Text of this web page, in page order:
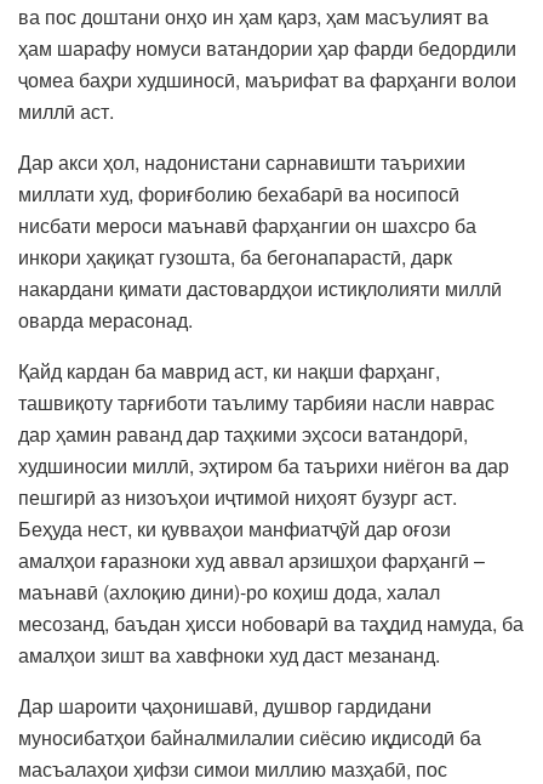
ва пос доштани онҳо ин ҳам қарз, ҳам масъулият ва
ҳам шарафу номуси ватандории ҳар фарди бедордили
ҷомеа баҳри худшиносӣ, маърифат ва фарҳанги волои
миллӣ аст.
Дар акси ҳол, надонистани сарнавишти таърихии
миллати худ, фориғболию бехабарӣ ва носипосӣ
нисбати мероси маънавӣ фарҳангии он шахсро ба
инкори ҳақиқат гузошта, ба бегонапарастӣ, дарк
накардани қимати дастовардҳои истиқлолияти миллӣ
оварда мерасонад.
Қайд кардан ба маврид аст, ки нақши фарҳанг,
ташвиқоту тарғиботи таълиму тарбияи насли наврас
дар ҳамин раванд дар таҳкими эҳсоси ватандорӣ,
худшиносии миллӣ, эҳтиром ба таърихи ниёгон ва дар
пешгирӣ аз низоъҳои иҷтимоӣ ниҳоят бузург аст.
Беҳуда нест, ки қувваҳои манфиатҷӯй дар оғози
амалҳои ғаразноки худ аввал арзишҳои фарҳангӣ –
маънавӣ (ахлоқию дини)-ро коҳиш дода, халал
месозанд, баъдан ҳисси нобоварӣ ва таҳдид намуда, ба
амалҳои зишт ва хавфноки худ даст мезананд.
Дар шароити ҷаҳонишавӣ, душвор гардидани
муносибатҳои байналмилалии сиёсию иқдисодӣ ба
масъалаҳои ҳифзи симои миллию мазҳабӣ, пос